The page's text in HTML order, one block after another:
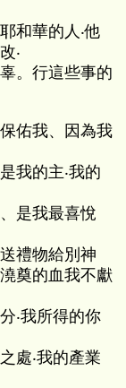
和華的人‧他
‧
。行這些事的
佑我、因為我
我的主‧我的
是我最喜悅
禮物給別神
奠的血我不獻
‧我所得的你
處‧我的產業